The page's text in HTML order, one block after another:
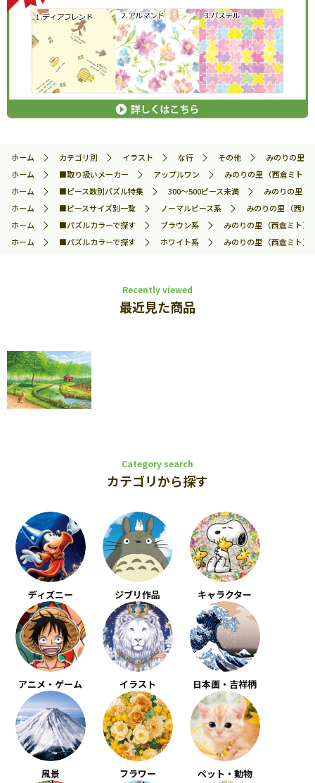
ホーム カテゴリ別 イラスト な行 その他
みのりの里
ホーム
■取り扱いメーカー アップルワン
みのりの里 （西倉ミト
ホーム
■ピース数別パズル特集 300～500ピース未満
みのりの里
ホーム
■ピースサイズ別一覧 ノーマルピース系
みのりの里 （西
ホーム
■パズルカラーで探す ブラウン系
みのりの里 （西倉ミト
ホーム
■パズルカラーで探す ホワイト系 みのりの里 （西倉ミト
Recently viewed
最近見た商品
Category search
カテゴリから探す
ディズニー ジブリ作品 キャラクター
アニメ・ゲーム イラスト 日本画・吉祥柄
風景 フラワー ペット・動物